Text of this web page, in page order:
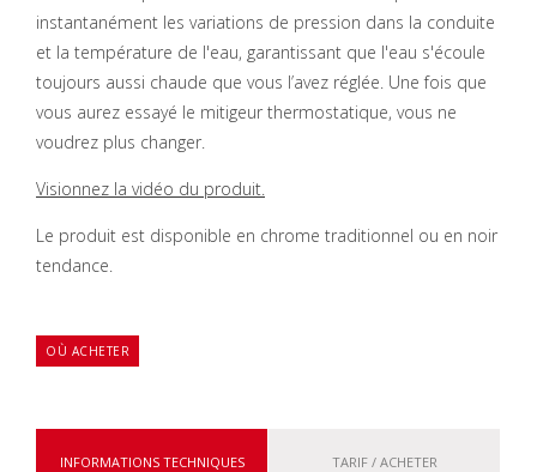
instantanément les variations de pression dans la conduite
et la température de l'eau, garantissant que l'eau s'écoule
toujours aussi chaude que vous l’avez réglée. Une fois que
vous aurez essayé le mitigeur thermostatique, vous ne
voudrez plus changer.
Visionnez la vidéo du produit.
Le produit est disponible en chrome traditionnel ou en noir
tendance.
OÙ ACHETER
INFORMATIONS TECHNIQUES TARIF / ACHETER